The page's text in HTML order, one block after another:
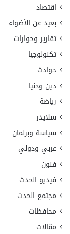
اقتصاد
بعيد عن الأضواء
تقارير وحوارات
تكنولوجيا
حوادث
دين ودنيا
رياضة
سلايدر
سياسة وبرلمان
عربي ودولي
فنون
فيديو الحدث
مجتمع الحدث
محافظات
مقالات